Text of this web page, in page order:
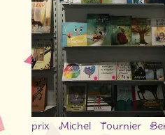
prix Michel Tournier